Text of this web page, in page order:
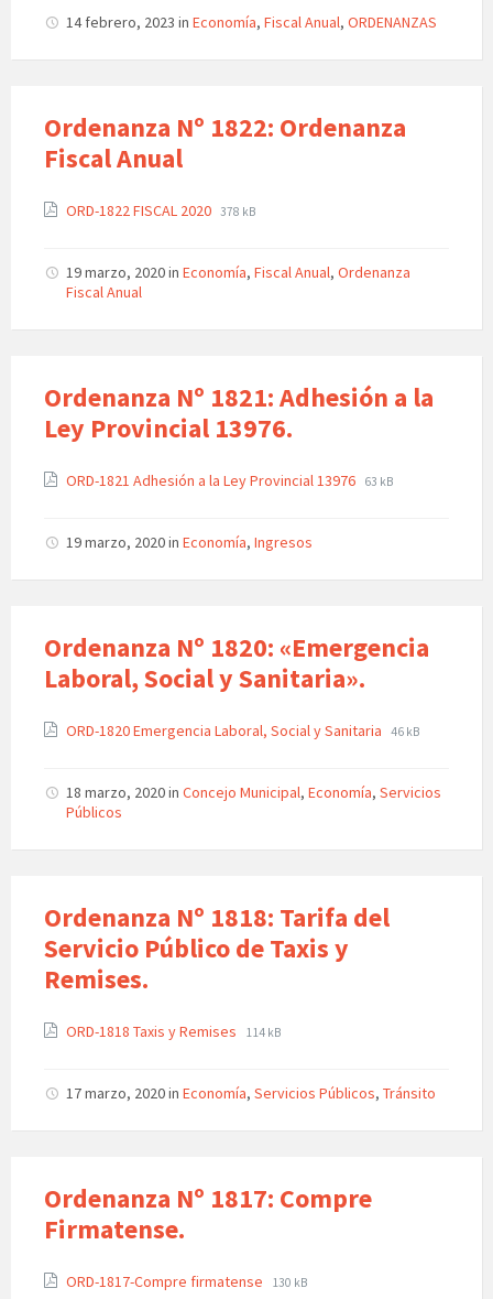
14 febrero, 2023 in Economía, Fiscal Anual, ORDENANZAS
Ordenanza Nº 1822: Ordenanza
Fiscal Anual
ORD-1822 FISCAL 2020 378 kB
19 marzo, 2020in Economía, Fiscal Anual, Ordenanza
Fiscal Anual
Ordenanza Nº 1821: Adhesión a la
Ley Provincial 13976.
ORD-1821 Adhesión a la Ley Provincial 13976 63 kB
19 marzo, 2020in Economía, Ingresos
Ordenanza Nº 1820: «Emergencia
Laboral, Social y Sanitaria».
ORD-1820 Emergencia Laboral, Social y Sanitaria 46 kB
18 marzo, 2020in Concejo Municipal, Economía, Servicios
Públicos
Ordenanza Nº 1818: Tarifa del
Servicio Público de Taxis y
Remises.
ORD-1818 Taxis y Remises 114 kB
17 marzo, 2020in Economía, Servicios Públicos, Tránsito
Ordenanza Nº 1817: Compre
Firmatense.
ORD-1817-Compre firmatense 130 kB